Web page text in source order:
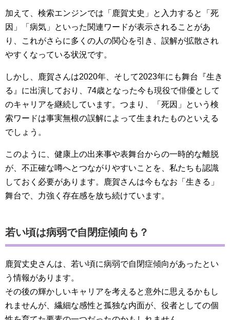
加えて、検索エンジンでは「鹿賀丈史」と入力すると「死
因」「病気」といった関連ワードが表示されることがあ
り、これがさらに多くの人の関心を引き、誤解が拡散され
やすくなっている状況です。
しかし、鹿賀さんは2020年、そして2023年にも舞台『生き
る』に出演しており、74歳となった今も現役で俳優として
のキャリアを継続しています。つまり、「死因」という検
索ワードは事実無根の誤解によって生まれたものといえる
でしょう。
このように、健康上の出来事や表舞台からの一時的な離脱
が、不正確な噂へとつながりやすいことを、私たちも認識
しておく必要があります。鹿賀さんは今もなお「生きる」
舞台で、力強く存在感を放ち続けています。
若い頃は病弱で自閉症傾向も？
鹿賀丈史さんは、若い頃に病弱で自閉症傾向があったとい
う情報があります。
その後の輝かしいキャリアを考えると意外に思えるかもし
れませんが、繊細な感性と孤独な内面が、役者としての個